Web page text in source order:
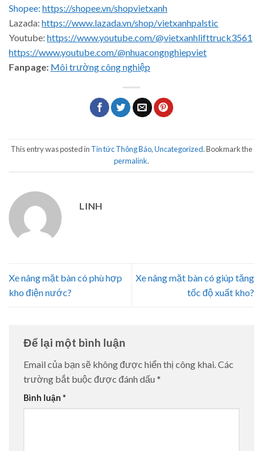
Shopee: https://shopee.vn/shopvietxanh
Lazada: https://www.lazada.vn/shop/vietxanhpalstic
Youtube: https://www.youtube.com/@vietxanhlifttruck3561
https://www.youtube.com/@nhuacongnghiepviet
Fanpage: Môi trường công nghiệp
This entry was posted in Tin tức Thông Báo,Uncategorized. Bookmark the
permalink.
LINH
Xe nâng mặt bàn có phù hợp
kho điện nước?
Xe nâng mặt bàn có giúp tăng
tốc độ xuất kho?
Để lại một bình luận
Email của bạn sẽ không được hiển thị công khai.Các
trường bắt buộc được đánh dấu *
Bình luận *